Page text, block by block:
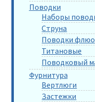
Поводки
Наборы
Струна
Поводки
Титановые
Поводковый
Фурнитура
Вертлюги
Застежки